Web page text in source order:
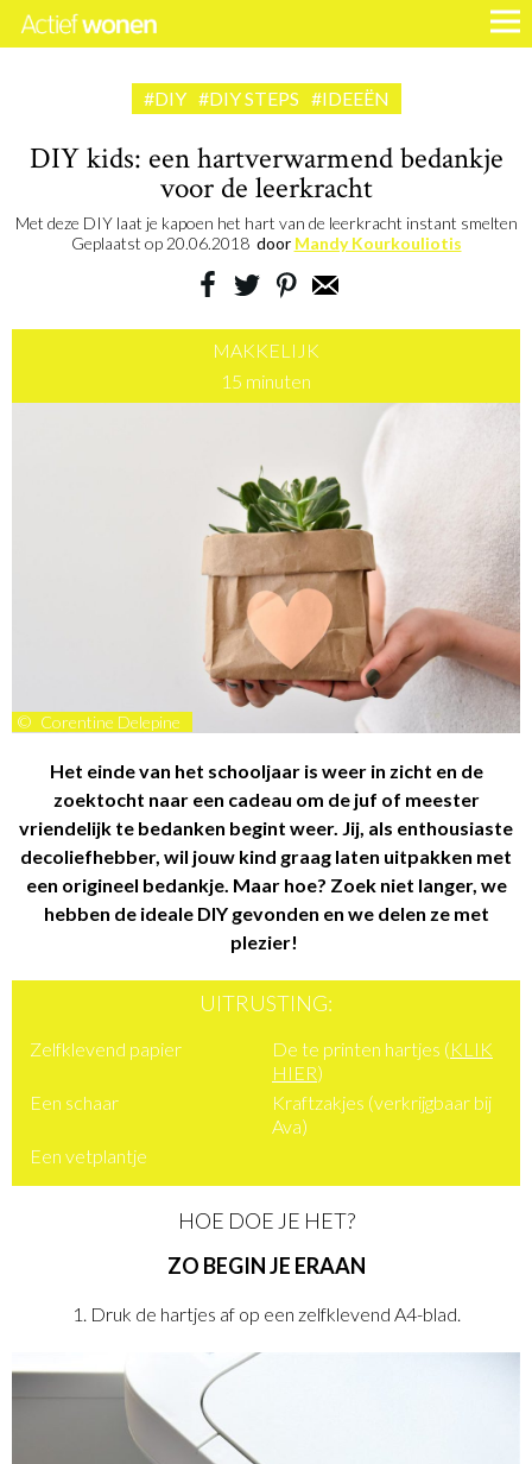
#DIY #DIY STEPS #IDEEËN
DIY kids: een hartverwarmend bedankje
voor de leerkracht
Met deze DIY laat je kapoen het hart van de leerkracht instant smelten
Geplaatst op 20.06.2018 door Mandy Kourkouliotis
MAKKELIJK
15 minuten
© Corentine Delepine
Het einde van het schooljaar is weer in zicht en de
zoektocht naar een cadeau om de juf of meester
vriendelijk te bedanken begint weer. Jij, als enthousiaste
decoliefhebber, wil jouw kind graag laten uitpakken met
een origineel bedankje. Maar hoe? Zoek niet langer, we
hebben de ideale DIY gevonden en we delen ze met
plezier!
UITRUSTING:
Zelfklevend papier De te printen hartjes (KLIK
HIER)
Een schaar
Kraftzakjes (verkrijgbaar bij
Ava)
Een vetplantje
HOE DOE JE HET?
ZO BEGIN JE ERAAN
1. Druk de hartjes af op een zelfklevend A4-blad.